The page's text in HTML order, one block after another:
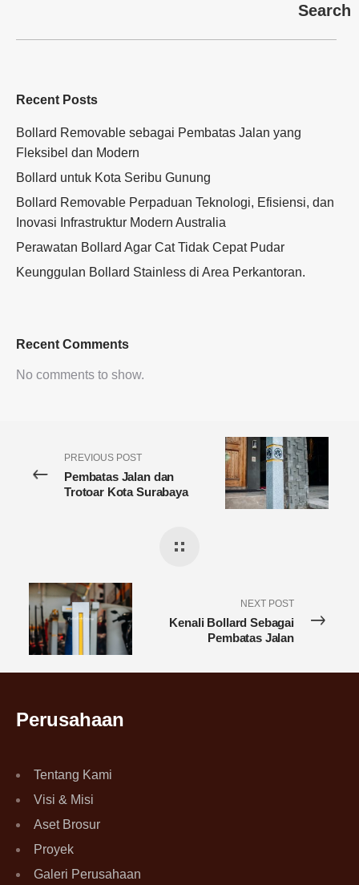
Search
Recent Posts
Bollard Removable sebagai Pembatas Jalan yang
Fleksibel dan Modern
Bollard untuk Kota Seribu Gunung
Bollard Removable Perpaduan Teknologi, Efisiensi, dan
Inovasi Infrastruktur Modern Australia
Perawatan Bollard Agar Cat Tidak Cepat Pudar
Keunggulan Bollard Stainless di Area Perkantoran.
Recent Comments
No comments to show.
PREVIOUS POST
Pembatas Jalan dan
Trotoar Kota Surabaya
NEXT POST
Kenali Bollard Sebagai
Pembatas Jalan
Perusahaan
Tentang Kami
Visi & Misi
Aset Brosur
Proyek
Galeri Perusahaan